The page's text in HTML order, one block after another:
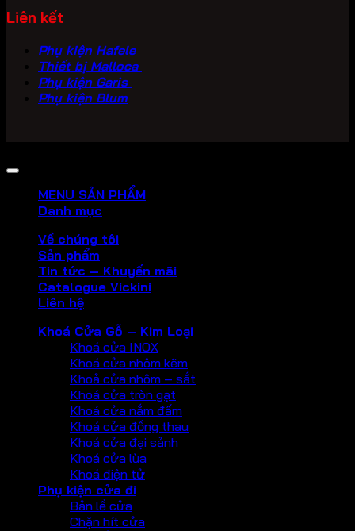
Liên kết
Phụ kiện Hafele
Thiết bị Malloca
Phụ kiện Garis
Phụ kiện Blum
MENU SẢN PHẨM
Danh mục
Về chúng tôi
Sản phẩm
Tin tức – Khuyến mãi
Catalogue Vickini
Liên hệ
Khoá Cửa Gỗ – Kim Loại
Khoá cửa INOX
Khoá cửa nhôm kẽm
Khoả cửa nhôm – sắt
Khoá cửa tròn gạt
Khoá cửa nắm đấm
Khoá cửa đồng thau
Khoá cửa đại sảnh
Khoá cửa lùa
Khoá điện tử
Phụ kiện cửa đi
Bản lề cửa
Chặn hít cửa